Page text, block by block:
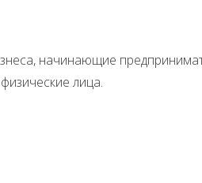
начинающие
лица.